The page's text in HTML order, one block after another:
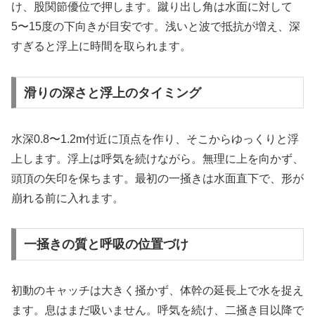
け、股関節優位で押します。蹴り出し角は水面に対して
5〜15度の下向きが目安です。浅いと波で抵抗が増え、深
すぎると浮上に時間を取られます。
滑りの深さと浮上のタイミング
水深0.8〜1.2m付近に頂点を作り、そこからゆっくりと浮
上します。浮上は呼気を続けながら。無理に上を向かず、
頭頂の矢印を保ちます。最初の一掻きは水面直下で、形が
崩れる前に入れます。
一掻きの質と呼吸の位置づけ
初動のキャッチは大きく掻かず、体幹の延長上で水を捉え
ます。息はまだ吸いません。呼気を続け、二掻き目以降で